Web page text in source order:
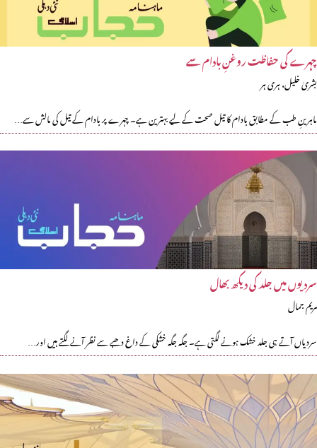
چہرے کی حفاظت روغنِ بادام سے
بشریٰ خلیل، ہری ہر
ماہرینِ طب کے مطابق بادام کا تیل صحت کے لیے بہترین ہے۔ چہرے پر بادام کے تیل کی مالش سے…
سردیوں میں جلد کی دیکھ بھال
مریم جمال
سردیاں آتے ہی جلد خشک ہونے لگتی ہے۔ جگہ جگہ خشکی کے داغ دھبے سے نظر آنے لگتے ہیں اور…